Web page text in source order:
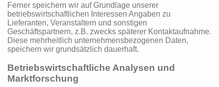
Ferner speichern wir auf Grundlage unserer
betriebswirtschaftlichen Interessen Angaben zu
Lieferanten, Veranstaltern und sonstigen
Geschäftspartnern, z.B. zwecks späterer Kontaktaufnahme.
Diese mehrheitlich unternehmensbezogenen Daten,
speichern wir grundsätzlich dauerhaft.
Betriebswirtschaftliche Analysen und
Marktforschung